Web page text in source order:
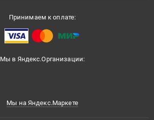
Принимаем к оплате:
Мы в Яндекс.Организации:
Мы на Яндекс.Маркете